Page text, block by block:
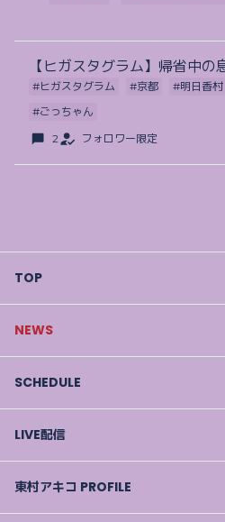
【ヒガスタグラム】帰省中の
#ヒガスタグラム #京都
#明日香村
#ごっちゃん
2
フォロワー限定
TOP
NEWS
SCHEDULE
LIVE配信
東村アキコ PROFILE